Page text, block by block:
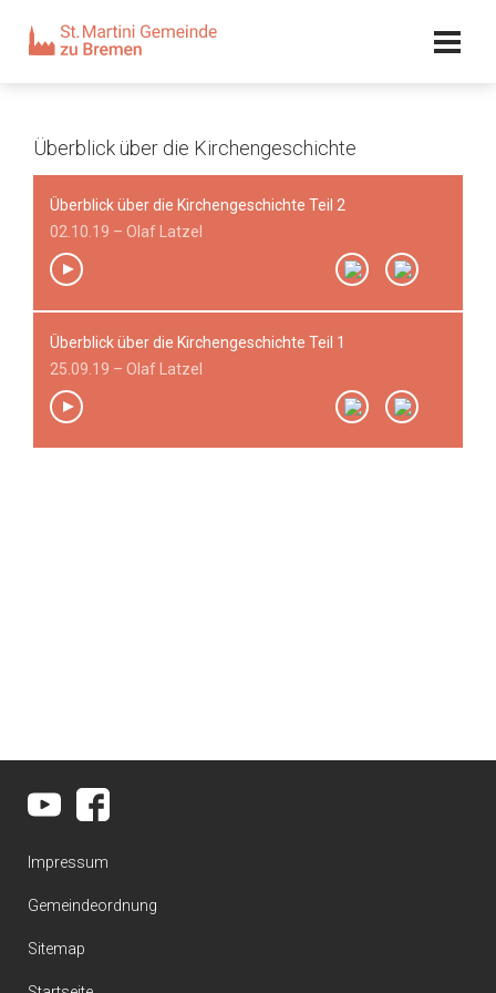
Kalender
Kontakt
Team
Überblick über die Kirchengeschichte
Überblick über die Kirchengeschichte Teil 2
02.10.19 – Olaf Latzel
00:00 /00:00
Überblick über die Kirchengeschichte Teil 1
25.09.19 – Olaf Latzel
Impressum
Gemeindeordnung
Sitemap